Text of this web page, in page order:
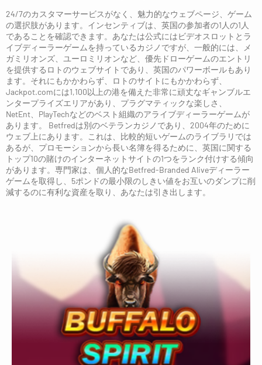
24/7のカスタマーサービスがなく、魅力的なウェブページ、ゲーム
の選択肢があります。インセンティブは、英国の参加者の1人の1人
であることを確認できます。あなたは公式にはビデオスロットとラ
イブディーラーゲームを持っているカジノですが、一般的には、メ
ガミリオンズ、ユーロミリオンなど、優先ドローゲームのエントリ
を提供するロトのウェブサイトであり、英国のパワーボールもあり
ます。それにもかかわらず、ロトのサイトにもかかわらず、
Jackpot.comには1,100以上の港を備えた非常に頑丈なギャンブルエ
ンタープライズエリアがあり、プラグマティックな楽しさ、
NetEnt、PlayTechなどのベスト組織のアライブディーラーゲームが
あります。 Betfredは別のベテランカジノであり、2004年のために
ウェブ上にあります。これは、比較的短いゲームのライブラリでは
あるが、プロモーションから長い名簿を得るために、英国に関する
トップ10の賭けのインターネットサイトの1つをランク付けする傾向
があります。専門家は、個人的なBetfred-Branded Aliveディーラー
ゲームを取得し、5ポンドの最小限のしきい値をお互いのダンプに削
減するのに有利な資産を取り、あなたは引き出します。